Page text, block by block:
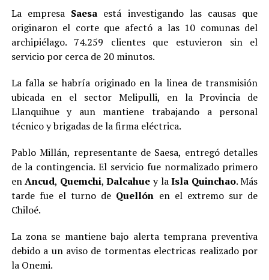
La empresa Saesa está investigando las causas que
originaron el corte que afectó a las 10 comunas del
archipiélago. 74.259 clientes que estuvieron sin el
servicio por cerca de 20 minutos.
La falla se habría originado en la linea de transmisión
ubicada en el sector Melipulli, en la Provincia de
Llanquihue y aun mantiene trabajando a personal
técnico y brigadas de la firma eléctrica.
Pablo Millán, representante de Saesa, entregó detalles
de la contingencia. El servicio fue normalizado primero
enAncud, Quemchi,Dalcahue y laIsla Quinchao. Más
tarde fue el turno de Quellón en el extremo sur de
Chiloé.
La zona se mantiene bajo alerta temprana preventiva
debido a un aviso de tormentas electricas realizado por
la Onemi.